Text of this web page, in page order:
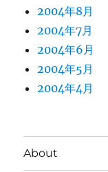
2004年8月
2004年7月
2004年6月
2004年5月
2004年4月
About